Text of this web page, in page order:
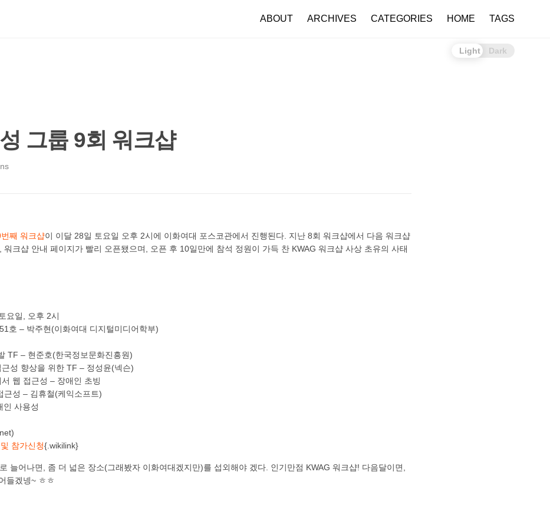
ABOUT ARCHIVES CATEGORIES HOME TAGS
Light Dark
그룹 9회 워크샵
째 워크샵이 이달 28일 토요일 오후 2시에 이화여대 포스코관에서 진행된다. 지난 8회 워크샵에서 다음 워크샵
크샵 안내 페이지가 빨리 오픈됐으며, 오픈 후 10일만에 참석 정원이 가득 찬 KWAG 워크샵 사상 초유의 사태
요일, 오후 2시
호 – 박주현(이화여대 디지털미디어학부)
TF – 현준호(한국정보문화진흥원)
성 향상을 위한 TF – 정성윤(넥슨)
웹 접근성 – 장애인 초빙
근성 – 김휴철(케익소프트)
인 사용성
참가신청{.wikilink}
늘어나면, 좀 더 넓은 장소(그래봤자 이화여대겠지만)를 섭외해야 겠다. 인기만점 KWAG 워크샵! 다음달이면,
들겠넹~ ㅎㅎ